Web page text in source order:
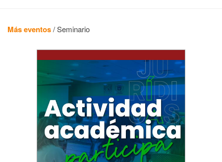
Más eventos/Seminario